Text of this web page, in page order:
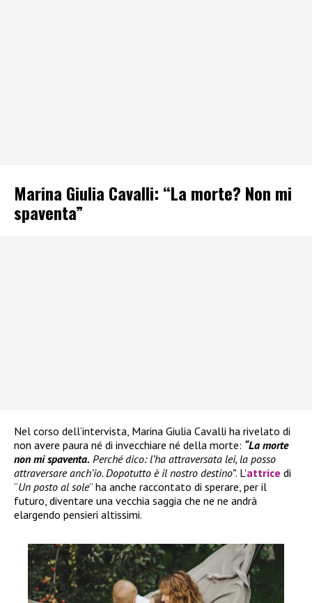
Marina Giulia Cavalli: “La morte? Non mi
spaventa”
Nel corso dell’intervista, Marina Giulia Cavalli ha rivelato di
non avere paura né di invecchiare né della morte: “La morte
non mi spaventa. Perché dico: l’ha attraversata lei, la posso
attraversare anch’io. Dopotutto è il nostro destino”. L’attrice di
“Un posto al sole” ha anche raccontato di sperare, per il
futuro, diventare una vecchia saggia che ne ne andrà
elargendo pensieri altissimi.